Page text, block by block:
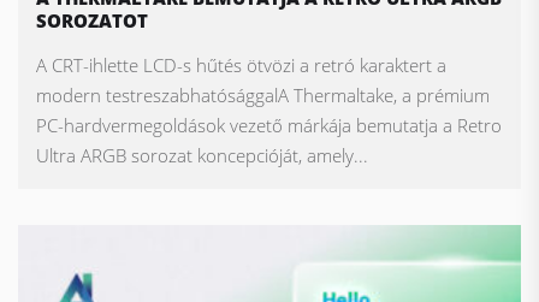
SOROZATOT
A CRT-ihlette LCD-s hűtés ötvözi a retró karaktert a
modern testreszabhatósággalA Thermaltake, a prémium
PC-hardvermegoldások vezető márkája bemutatja a Retro
Ultra ARGB sorozat koncepcióját, amely...